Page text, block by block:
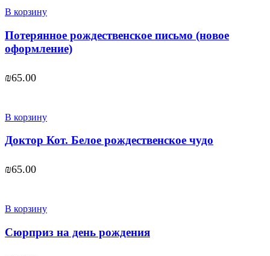
В корзину
Потерянное рождественское письмо (новое
оформление)
₪65.00
В корзину
Доктор Кот. Белое рождественское чудо
₪65.00
В корзину
Сюрприз на день рождения